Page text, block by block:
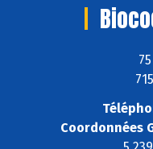
Coordonnées